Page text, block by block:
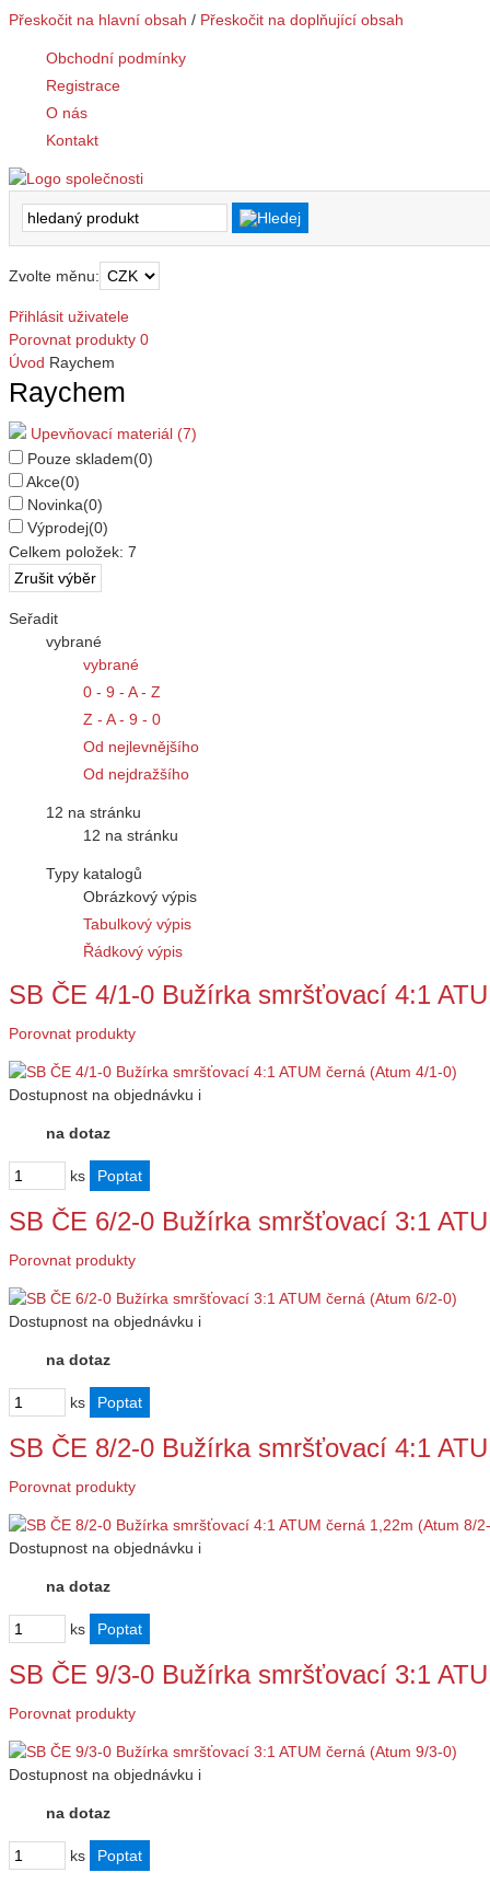
Přeskočit na hlavní obsah / Přeskočit na doplňující obsah
Obchodní podmínky
Registrace
O nás
Kontakt
Zvolte měnu:
Přihlásit uživatele
Porovnat produkty 0
Úvod Raychem
Raychem
Upevňovací materiál (7)
Pouze skladem(0)
Akce(0)
Novinka(0)
Výprodej(0)
Celkem položek: 7
Seřadit
vybrané
vybrané
0 - 9 - A - Z
Z - A - 9 - 0
Od nejlevnějšího
Od nejdražšího
12 na stránku
12 na stránku
Typy katalogů
Obrázkový výpis
Tabulkový výpis
Řádkový výpis
SB ČE 4/1-0 Bužírka smršťovací 4:1
Porovnat produkty
Dostupnost na objednávku i
na dotaz
ks
SB ČE 6/2-0 Bužírka smršťovací 3:1
Porovnat produkty
Dostupnost na objednávku i
na dotaz
ks
SB ČE 8/2-0 Bužírka smršťovací 4:1
Porovnat produkty
Dostupnost na objednávku i
na dotaz
ks
SB ČE 9/3-0 Bužírka smršťovací 3:1
Porovnat produkty
Dostupnost na objednávku i
na dotaz
ks